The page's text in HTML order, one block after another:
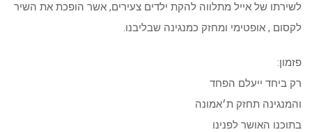
לשירתו של אייל מתלווה להקת ילדים צעירים, אשר הופכת את השיר
לקסום , אופטימי ומחזק כמנגינה שבליבנו.
פזמון:
רק ביחד ייעלם הפחד
והמנגינה תחזק ת׳אמונה
בתוכנו האושר לפנינו